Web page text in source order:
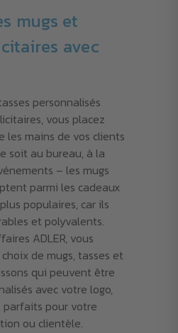
mugs et
avec
personnalisés
vous placez
les mains de vos clients
soit au bureau, à la
– les mugs
parmi les cadeaux
populaires, car ils
et polyvalents.
ADLER, vous
de mugs, tasses et
qui peuvent être
avec votre logo,
parfaits pour votre
ou clientèle.